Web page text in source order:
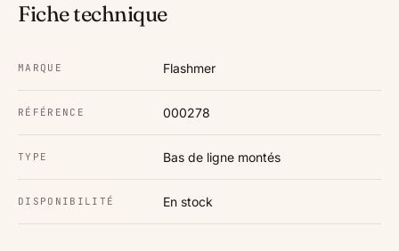
Fiche technique
MARQUE Flashmer
RÉFÉRENCE 000278
TYPE Bas de ligne montés
DISPONIBILITÉ En stock